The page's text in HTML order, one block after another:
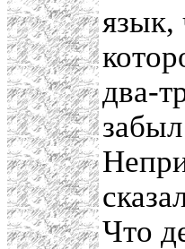
язык,
два-
Что